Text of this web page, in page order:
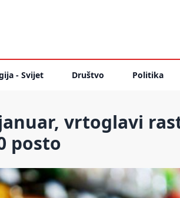
- Svijet Društvo Politika
vrtoglavi
posto